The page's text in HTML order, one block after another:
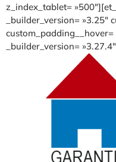
z_index_tablet=
_builder_version= »3.25″
custom_padding__hover=
_builder_version=